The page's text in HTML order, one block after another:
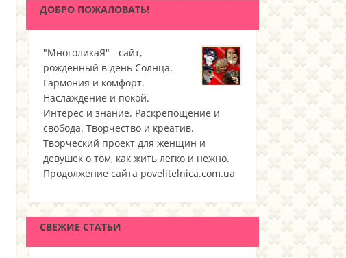
ДОБРО ПОЖАЛОВАТЬ!
"МноголикаЯ" - сайт,
рожденный в день Солнца.
Гармония и комфорт.
Наслаждение и покой.
Интерес и знание. Раскрепощение и
свобода. Творчество и креатив.
Творческий проект для женщин и
девушек о том, как жить легко и нежно.
Продолжение сайта povelitelnica.com.ua
СВЕЖИЕ СТАТЬИ